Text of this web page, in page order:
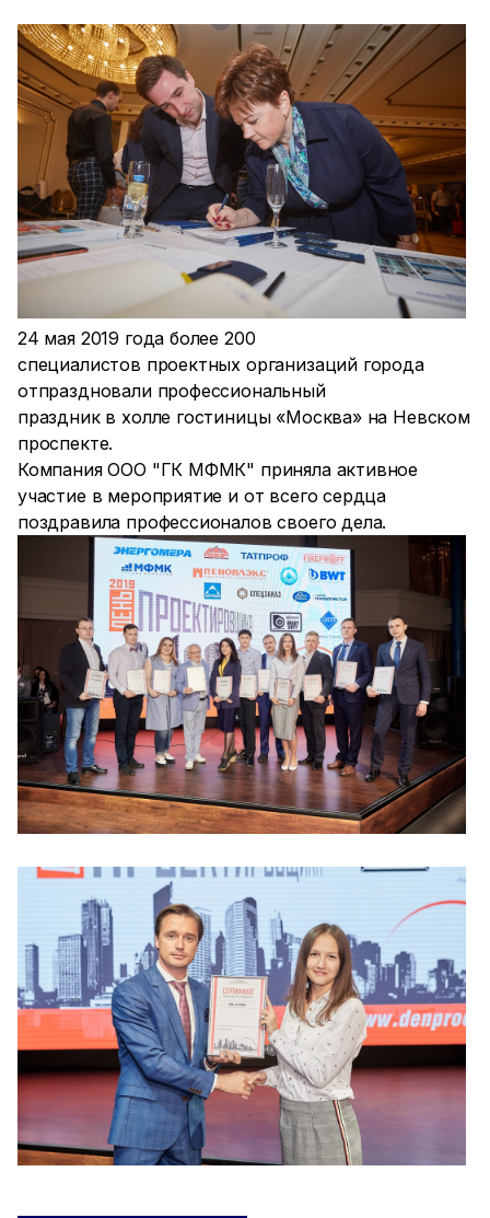
24 мая 2019 года более 200
специалистов проектных организаций города
отпраздновали профессиональный
праздник в холле гостиницы «Москва» на Невском
проспекте.
Компания ООО "ГК МФМК" приняла активное
участие в мероприятие и от всего сердца
поздравила профессионалов своего дела.